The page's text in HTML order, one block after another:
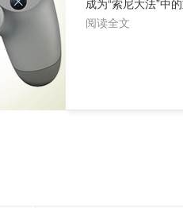
成为“索尼大法”中
阅读全文